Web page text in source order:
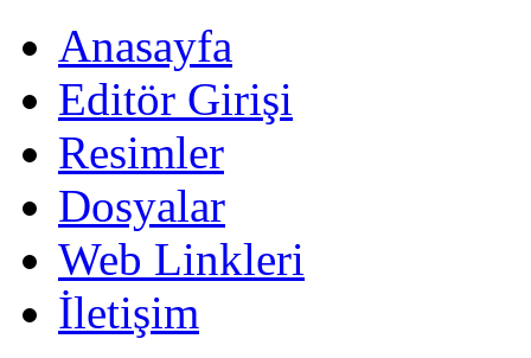
Anasayfa
Editör Girişi
Resimler
Dosyalar
Web Linkleri
İletişim